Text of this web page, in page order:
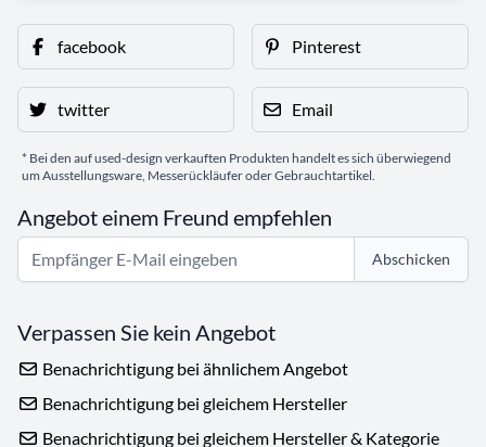
facebook Pinterest
twitter Email
* Bei den auf used-design verkauften Produkten handelt es sich überwiegend
um Ausstellungsware, Messerückläufer oder Gebrauchtartikel.
Angebot einem Freund empfehlen
Abschicken
Verpassen Sie kein Angebot
Benachrichtigung bei ähnlichem Angebot
Benachrichtigung bei gleichem Hersteller
Benachrichtigung bei gleichem Hersteller & Kategorie